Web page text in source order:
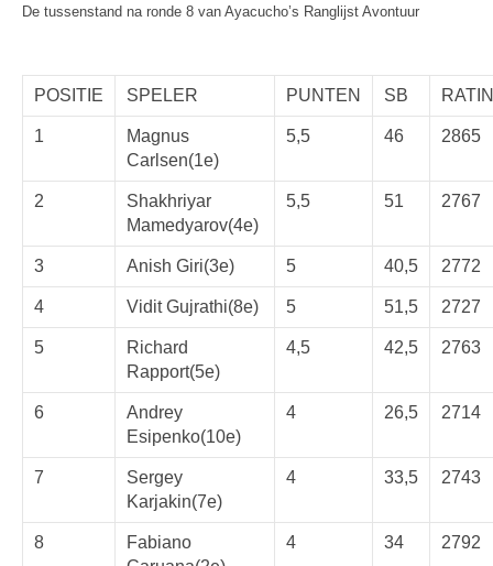
De tussenstand na ronde 8 van Ayacucho’s Ranglijst Avontuur
POSITIE SPELER PUNTEN SB
1
Magnus
Carlsen(1e)
5,5 46 2865
2
Shakhriyar
Mamedyarov(4e)
5,5 51 2767
3 Anish Giri(3e) 5 40,5 2772
4 Vidit Gujrathi(8e) 5 51,5 2727
5
Richard
Rapport(5e)
4,5 42,5 2763
6
Andrey
Esipenko(10e)
4 26,5 2714
7
Sergey
Karjakin(7e)
4 33,5 2743
8
Fabiano
4 34 2792